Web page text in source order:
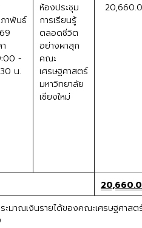
าพันธ์
-
น.
ห้องประชุม
การเรียนรู้
ตลอดชีวิต
อย่างผาสุก
คณะ
เศรษฐศาสตร์
มหาวิทยาลัย
เชียงใหม่
ะมาณเงินรายได้ของคณะเศรษฐศาส